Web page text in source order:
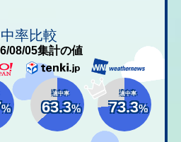
率比較
08/05集計の値
%
適中率
63.3%
適中率
73.3%